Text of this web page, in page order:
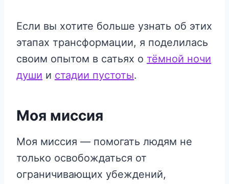
Если вы хотите больше узнать об этих
этапах трансформации, я поделилась
своим опытом в сатьях о тёмной ночи
души и стадии пустоты.
Моя миссия
Моя миссия — помогать людям не
только освобождаться от
ограничивающих убеждений,